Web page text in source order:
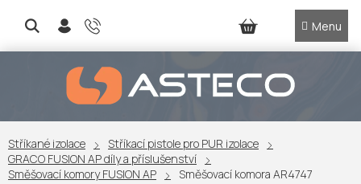
NÁKUPNÍ
KOŠÍK
Stříkané izolace
Stříkací pistole pro PUR izolace
GRACO FUSION AP díly a příslušenství
Směšovací komory FUSION AP
Směšovací komora AR4747